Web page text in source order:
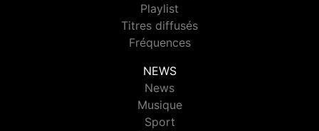
Playlist
Titres diffusés
Fréquences
NEWS
News
Musique
Sport